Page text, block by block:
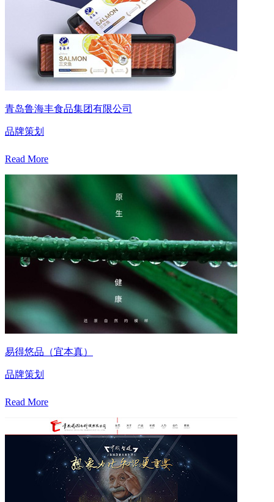
青岛鲁海丰食品集团有限公司
品牌策划
Read More
易得悠品（宜本真）
品牌策划
Read More